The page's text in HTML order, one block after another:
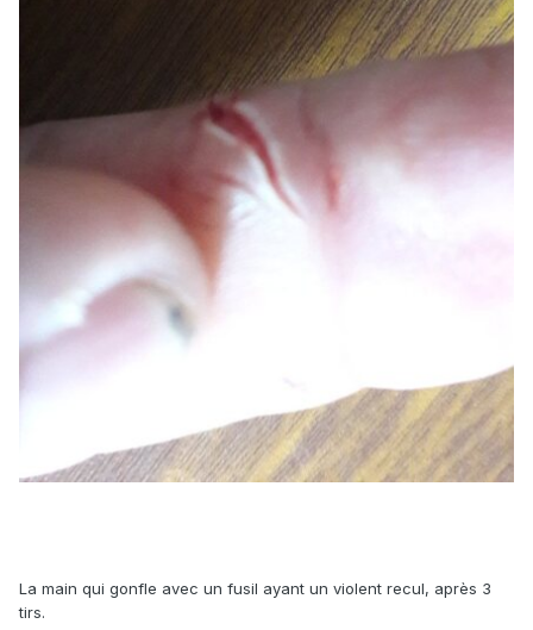
La main qui gonfle avec un fusil ayant un violent recul, après 3
tirs.